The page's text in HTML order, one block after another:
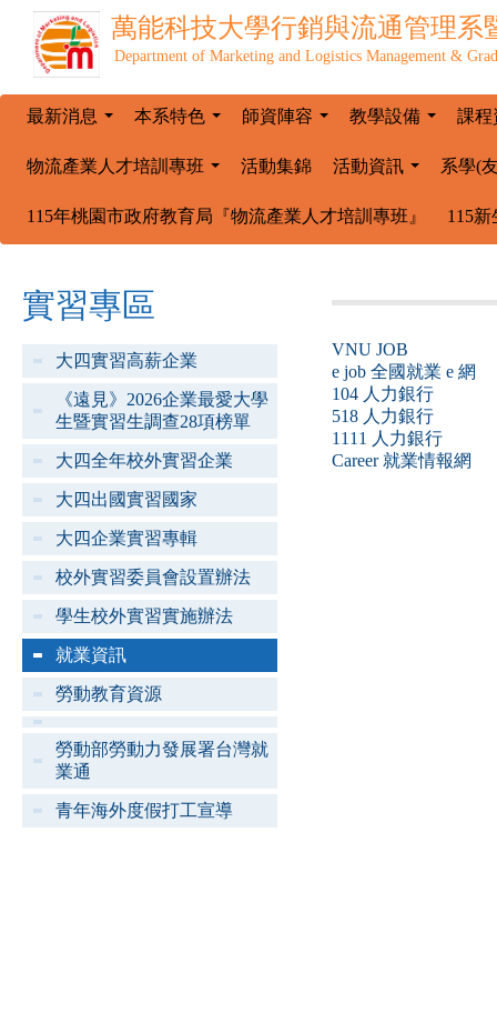
萬能科技大學行銷與流通管理系
Department of Marketing and Logistics Management &
最新消息 本系特色 師資陣容 教學設備 課程
物流產業人才培訓專班 活動集錦 活動資訊 系學(
115年桃園市政府教育局『物流產業人才培訓專班』 115
實習專區
大四實習高薪企業
《遠見》2026企業最愛大學
生暨實習生調查28項榜單
大四全年校外實習企業
大四出國實習國家
大四企業實習專輯
校外實習委員會設置辦法
學生校外實習實施辦法
就業資訊
勞動教育資源
勞動部勞動力發展署台灣就
業通
青年海外度假打工宣導
VNU JOB
e job 全國就業 e 網
104 人力銀行
518 人力銀行
1111 人力銀行
Career 就業情報網